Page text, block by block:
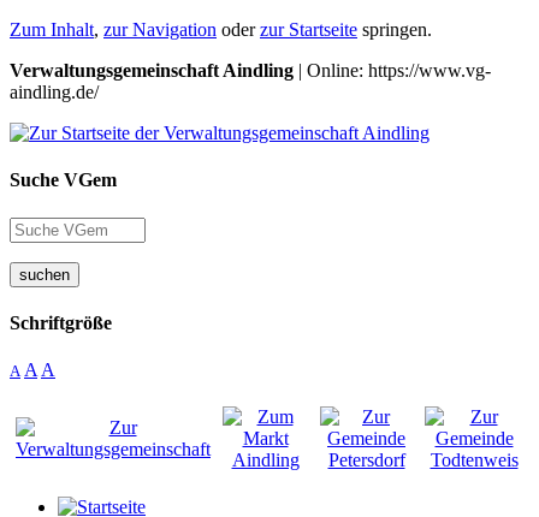
Zum Inhalt, zur Navigation oderzur Startseite springen.
Verwaltungsgemeinschaft Aindling | Online: https://www.vg-
aindling.de/
Suche VGem
suchen
Schriftgröße
A A A